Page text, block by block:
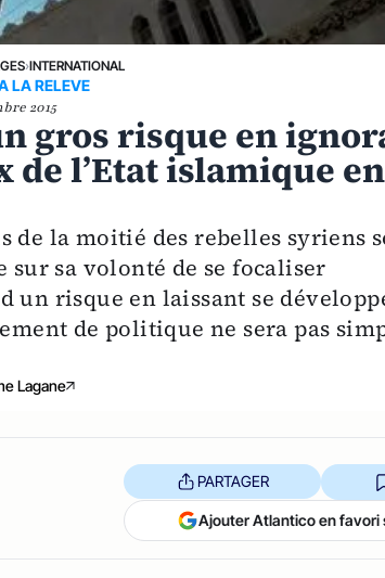
›INTERNATIONAL
LA RELEVE
2015
gros risque en
de l’Etat islamique en
la moitié des rebelles syriens
sur sa volonté de se focaliser
un risque en laissant se
de politique ne sera pas
Lagane
PARTAGER
Ajouter Atlantico en favori